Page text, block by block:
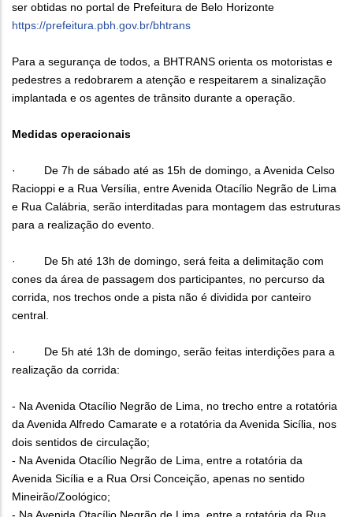
ser obtidas no portal de Prefeitura de Belo Horizonte
https://prefeitura.pbh.gov.br/bhtrans
Para a segurança de todos, a BHTRANS orienta os motoristas e
pedestres a redobrarem a atenção e respeitarem a sinalização
implantada e os agentes de trânsito durante a operação.
Medidas operacionais
· De 7h de sábado até as 15h de domingo, a Avenida Celso
Racioppi e a Rua Versília, entre Avenida Otacílio Negrão de Lima
e Rua Calábria, serão interditadas para montagem das estruturas
para a realização do evento.
· De 5h até 13h de domingo, será feita a delimitação com
cones da área de passagem dos participantes, no percurso da
corrida, nos trechos onde a pista não é dividida por canteiro
central.
· De 5h até 13h de domingo, serão feitas interdições para a
realização da corrida:
- Na Avenida Otacílio Negrão de Lima, no trecho entre a rotatória
da Avenida Alfredo Camarate e a rotatória da Avenida Sicília, nos
dois sentidos de circulação;
- Na Avenida Otacílio Negrão de Lima, entre a rotatória da
Avenida Sicília e a Rua Orsi Conceição, apenas no sentido
Mineirão/Zoológico;